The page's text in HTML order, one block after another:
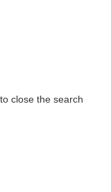
close the search